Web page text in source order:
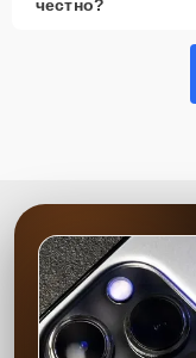
честно?